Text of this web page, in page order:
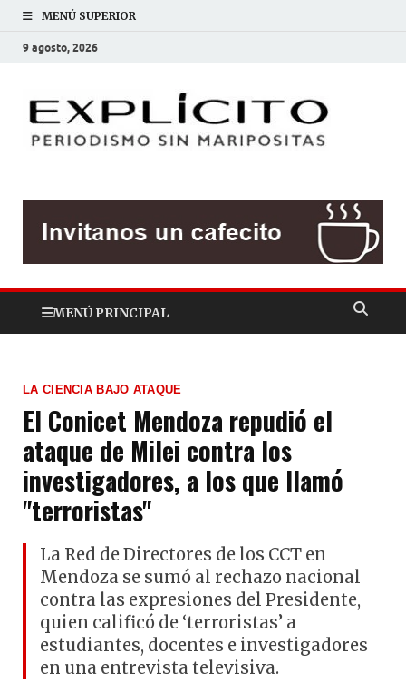
MENÚ SUPERIOR
9 agosto, 2026
MENÚ PRINCIPAL
LA CIENCIA BAJO ATAQUE
El Conicet Mendoza repudió el
ataque de Milei contra los
investigadores, a los que llamó
"terroristas"
La Red de Directores de los CCT en
Mendoza se sumó al rechazo nacional
contra las expresiones del Presidente,
quien calificó de ‘terroristas’ a
estudiantes, docentes e investigadores
en una entrevista televisiva.